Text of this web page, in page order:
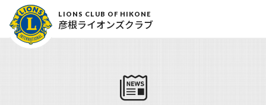
LIONS CLUB OF HIKONE
彦根ライオンズクラブ